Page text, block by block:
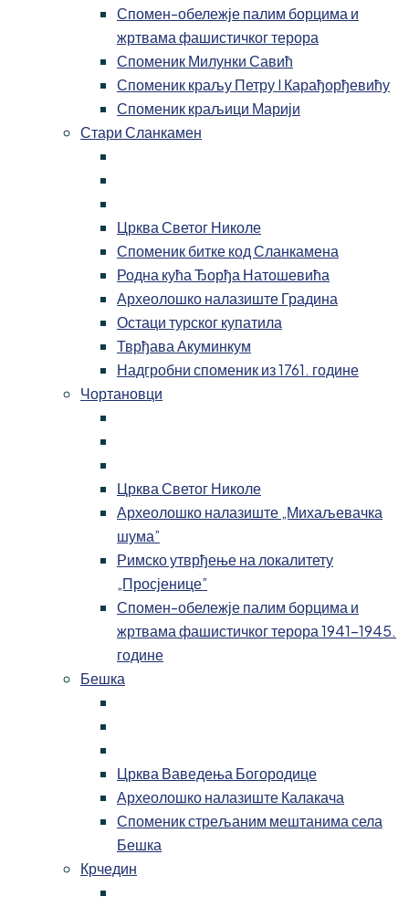
Спомен-обележје палим борцима и
жртвама фашистичког терора
Споменик Милунки Савић
Споменик краљу Петру I Карађорђевићу
Споменик краљици Марији
Стари Сланкамен
Црква Светог Николе
Споменик битке код Сланкамена
Родна кућа Ђорђа Натошевића
Археолошко налазиште Градина
Остаци турског купатила
Тврђава Акуминкум
Надгробни споменик из 1761. године
Чортановци
Црква Светог Николе
Археолошко налазиште „Михаљевачка
шума”
Римско утврђење на локалитету
„Просјенице”
Спомен-обележје палим борцима и
жртвама фашистичког терора 1941-1945.
године
Бешка
Црква Ваведења Богородице
Археолошко налазиште Калакача
Споменик стрељаним мештанима села
Бешка
Крчедин